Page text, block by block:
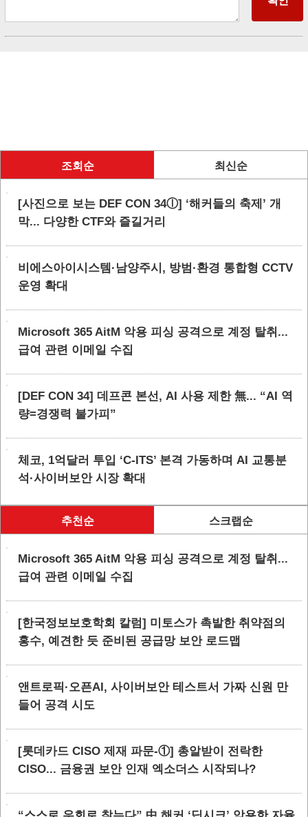
조회순 최신순
[사진으로 보는 DEF CON 34ⓛ] ‘해커들의 축제’ 개
막... 다양한 CTF와 즐길거리
비에스아이시스템·남양주시, 방범·환경 통합형 CCTV
운영 확대
Microsoft 365 AitM 악용 피싱 공격으로 계정 탈취...
급여 관련 이메일 수집
[DEF CON 34] 데프콘 본선, AI 사용 제한 無... “AI 역
량=경쟁력 불가피”
체코, 1억달러 투입 ‘C-ITS’ 본격 가동하며 AI 교통분
석·사이버보안 시장 확대
추천순 스크랩순
Microsoft 365 AitM 악용 피싱 공격으로 계정 탈취...
급여 관련 이메일 수집
[한국정보보호학회 칼럼] 미토스가 촉발한 취약점의
홍수, 예견한 듯 준비된 공급망 보안 로드맵
앤트로픽·오픈AI, 사이버보안 테스트서 가짜 신원 만
들어 공격 시도
[롯데카드 CISO 제재 파문-①] 총알받이 전락한
CISO... 금융권 보안 인재 엑소더스 시작되나?